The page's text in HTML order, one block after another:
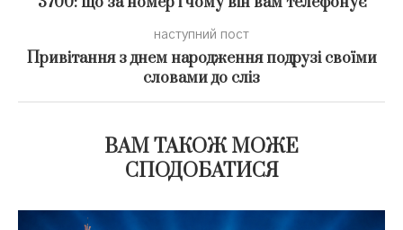
наступний пост
Привітання з днем народження подрузі своїми
словами до сліз
ВАМ ТАКОЖ МОЖЕ
СПОДОБАТИСЯ